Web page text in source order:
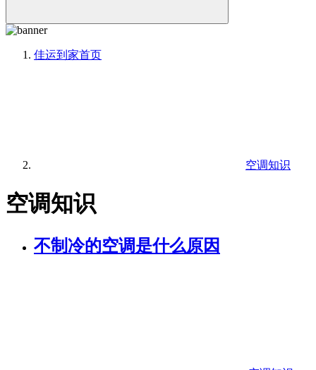
佳运到家首页
空调知识
空调知识
不制冷的空调是什么原因